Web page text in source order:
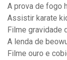
A prova de fogo
Assistir karate
Filme gravidade
A lenda de
Filme ouro e